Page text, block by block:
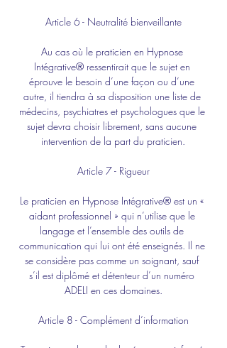
Article 6 - Neutralité bienveillante
Au cas où le praticien en Hypnose
Intégrative® ressentirait que le sujet en
éprouve le besoin d’une façon ou d’une
autre, il tiendra à sa disposition une liste de
médecins, psychiatres et psychologues que le
sujet devra choisir librement, sans aucune
intervention de la part du praticien.
Article 7 - Rigueur
Le praticien en Hypnose Intégrative® est un «
aidant professionnel » qui n’utilise que le
langage et l’ensemble des outils de
communication qui lui ont été enseignés. Il ne
se considère pas comme un soignant, sauf
s’il est diplômé et détenteur d’un numéro
ADELI en ces domaines.
Article 8 - Complément d’information